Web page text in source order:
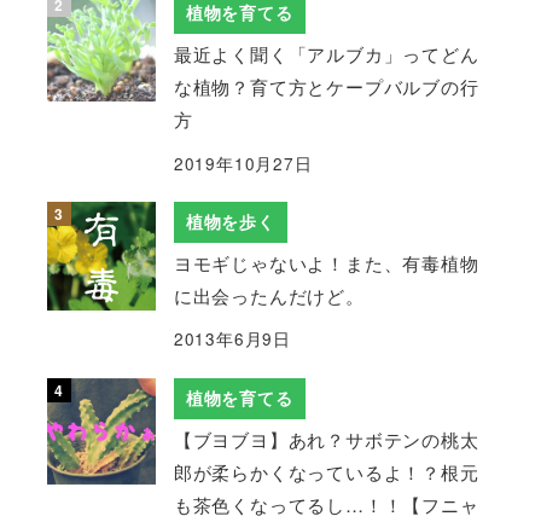
植物を育てる
最近よく聞く「アルブカ」ってどん
な植物？育て方とケープバルブの行
方
2019年10月27日
植物を歩く
ヨモギじゃないよ！また、有毒植物
に出会ったんだけど。
2013年6月9日
植物を育てる
【ブヨブヨ】あれ？サボテンの桃太
郎が柔らかくなっているよ！？根元
も茶色くなってるし…！！【フニャ